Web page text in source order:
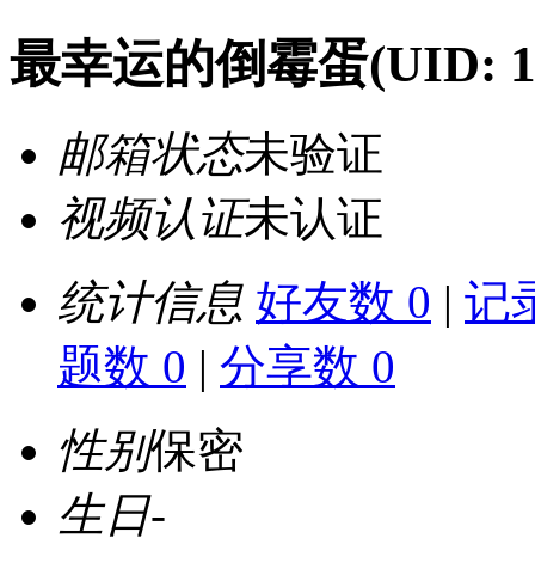
最幸运的倒霉蛋(UID:
邮箱状态未验证
视频认证未认证
统计信息 好友数 0 | 记
题数 0 | 分享数 0
性别保密
生日-